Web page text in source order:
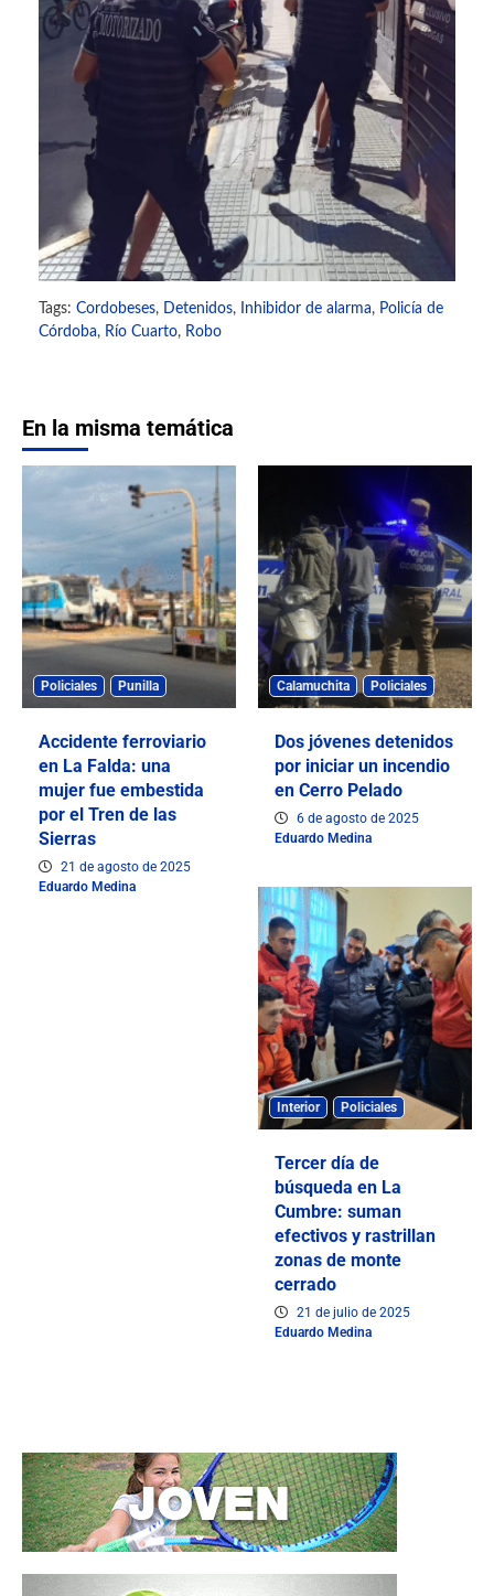
Tags: Cordobeses, Detenidos, Inhibidor de alarma, Policía de
Córdoba, Río Cuarto, Robo
En la misma temática
Policiales Punilla
Accidente ferroviario
en La Falda: una
mujer fue embestida
por el Tren de las
Sierras
21 de agosto de 2025
Eduardo Medina
Calamuchita Policiales
Dos jóvenes detenidos
por iniciar un incendio
en Cerro Pelado
6 de agosto de 2025
Eduardo Medina
Interior Policiales
Tercer día de
búsqueda en La
Cumbre: suman
efectivos y rastrillan
zonas de monte
cerrado
21 de julio de 2025
Eduardo Medina